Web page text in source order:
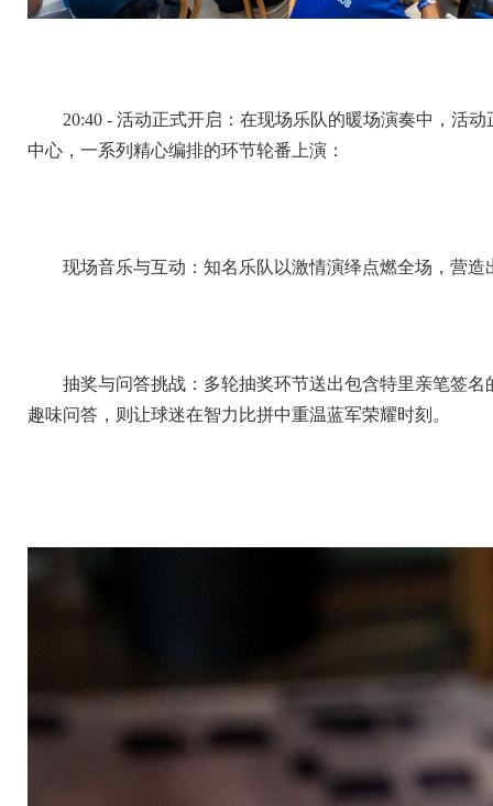
20:40 - 活动正式开启：在现场乐队的暖场演奏中，活
中心，一系列精心编排的环节轮番上演：
现场音乐与互动：知名乐队以激情演绎点燃全场，营造
抽奖与问答挑战：多轮抽奖环节送出包含特里亲笔签
趣味问答，则让球迷在智力比拼中重温蓝军荣耀时刻。